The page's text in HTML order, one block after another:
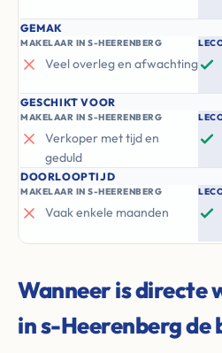
GEMAK
MAKELAAR IN S-HEERENBERG
Veel overleg en afwachting
GESCHIKT VOOR
MAKELAAR IN S-HEERENBERG
Verkoper met tijd en
geduld
DOORLOOPTIJD
MAKELAAR IN S-HEERENBERG
Vaak enkele maanden
Wanneer is directe
in s-Heerenberg de